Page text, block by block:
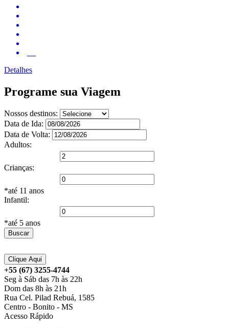
Detalhes
Programe sua Viagem
Nossos destinos:
Data de Ida:
Data de Volta:
Adultos:
Crianças:
*até 11 anos
Infantil:
*até 5 anos
Buscar
Clique Aqui
+55 (67) 3255-4744
Seg à Sáb das 7h às 22h
Dom das 8h às 21h
Rua Cel. Pilad Rebuá, 1585
Centro - Bonito - MS
Acesso Rápido